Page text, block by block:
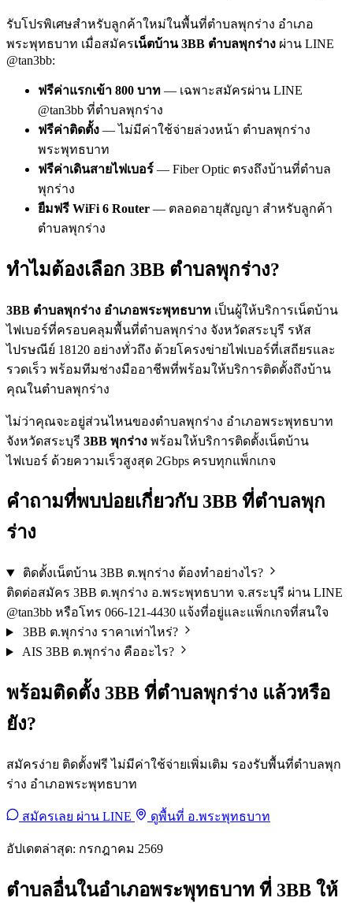
รับโปรพิเศษสำหรับลูกค้าใหม่ในพื้นที่ตำบลพุกร่าง อำเภอ
พระพุทธบาท เมื่อสมัครเน็ตบ้าน 3BB ตำบลพุกร่าง ผ่าน LINE
@tan3bb:
ฟรีค่าแรกเข้า 800 บาท — เฉพาะสมัครผ่าน LINE
@tan3bb ที่ตำบลพุกร่าง
ฟรีค่าติดตั้ง — ไม่มีค่าใช้จ่ายล่วงหน้า ตำบลพุกร่าง
พระพุทธบาท
ฟรีค่าเดินสายไฟเบอร์ — Fiber Optic ตรงถึงบ้านที่ตำบล
พุกร่าง
ยืมฟรี WiFi 6 Router — ตลอดอายุสัญญา สำหรับลูกค้า
ตำบลพุกร่าง
ทำไมต้องเลือก 3BB ตำบลพุกร่าง?
3BB ตำบลพุกร่าง อำเภอพระพุทธบาท เป็นผู้ให้บริการเน็ตบ้าน
ไฟเบอร์ที่ครอบคลุมพื้นที่ตำบลพุกร่าง จังหวัดสระบุรี รหัส
ไปรษณีย์ 18120 อย่างทั่วถึง ด้วยโครงข่ายไฟเบอร์ที่เสถียรและ
รวดเร็ว พร้อมทีมช่างมืออาชีพที่พร้อมให้บริการติดตั้งถึงบ้าน
คุณในตำบลพุกร่าง
ไม่ว่าคุณจะอยู่ส่วนไหนของตำบลพุกร่าง อำเภอพระพุทธบาท
จังหวัดสระบุรี 3BB พุกร่าง พร้อมให้บริการติดตั้งเน็ตบ้าน
ไฟเบอร์ ด้วยความเร็วสูงสุด 2Gbps ครบทุกแพ็กเกจ
คำถามที่พบบ่อยเกี่ยวกับ 3BB ที่ตำบลพุก
ร่าง
ติดตั้งเน็ตบ้าน 3BB ต.พุกร่าง ต้องทำอย่างไร?
ติดต่อสมัคร 3BB ต.พุกร่าง อ.พระพุทธบาท จ.สระบุรี ผ่าน LINE
@tan3bb หรือโทร 066-121-4430 แจ้งที่อยู่และแพ็กเกจที่สนใจ
3BB ต.พุกร่าง ราคาเท่าไหร่?
AIS 3BB ต.พุกร่าง คืออะไร?
พร้อมติดตั้ง 3BB ที่ตำบลพุกร่าง แล้วหรือ
ยัง?
สมัครง่าย ติดตั้งฟรี ไม่มีค่าใช้จ่ายเพิ่มเติม รองรับพื้นที่ตำบลพุก
ร่าง อำเภอพระพุทธบาท
สมัครเลย ผ่าน LINE ดูพื้นที่ อ.พระพุทธบาท
อัปเดตล่าสุด: กรกฎาคม 2569
ตำบลอื่นในอำเภอพระพุทธบาท ที่ 3BB ให้